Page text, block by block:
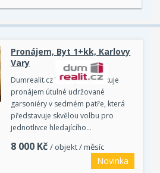
Pronájem, Byt 1+kk, Karlovy
Vary
Dumrealit.cz Vám zprostředkuje
pronájem útulné udržované
garsoniéry v sedmém patře, která
představuje skvělou volbu pro
jednotlivce hledajícího…
8 000 Kč / objekt / měsíc
Novinka